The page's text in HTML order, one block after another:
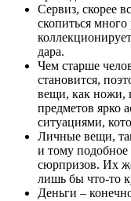
Сервиз, скорее
скопиться
дара.
Чем старше
становится,
вещи, как ножи,
предметов ярко
ситуациями,
Личные вещи,
и тому
сюрпризов. Их
лишь бы что-то
Деньги –